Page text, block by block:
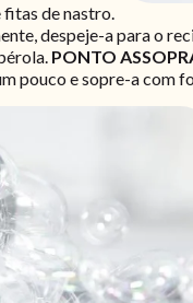
fitas de nastro.
despeje-a para o
PONTO
pouco e sopre-a com